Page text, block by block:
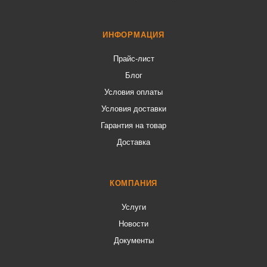
ИНФОРМАЦИЯ
Прайс-лист
Блог
Условия оплаты
Условия доставки
Гарантия на товар
Доставка
КОМПАНИЯ
Услуги
Новости
Документы